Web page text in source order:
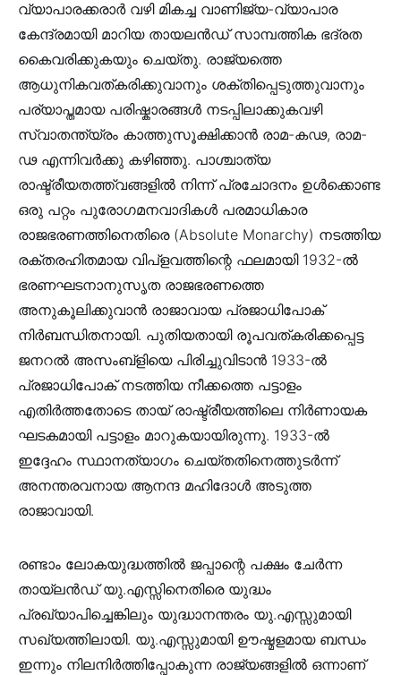
വ്യാപാരക്കരാർ വഴി മികച്ച വാണിജ്യ-വ്യാപാര
കേന്ദ്രമായി മാറിയ തായലൻഡ് സാമ്പത്തിക ഭദ്രത
കൈവരിക്കുകയും ചെയ്തു. രാജ്യത്തെ
ആധുനികവത്കരിക്കുവാനും ശക്തിപ്പെടുത്തുവാനും
പര്യാപ്തമായ പരിഷ്കാരങ്ങൾ നടപ്പിലാക്കുകവഴി
സ്വാതന്ത്യ്രം കാത്തുസൂക്ഷിക്കാൻ രാമ-കഢ, രാമ-
ഢ എന്നിവർക്കു കഴിഞ്ഞു. പാശ്ചാത്യ
രാഷ്ട്രീയതത്ത്വങ്ങളിൽ നിന്ന് പ്രചോദനം ഉൾക്കൊണ്ട
ഒരു പറ്റം പുരോഗമനവാദികൾ പരമാധികാര
രാജഭരണത്തിനെതിരെ (Absolute Monarchy) നടത്തിയ
രക്തരഹിതമായ വിപ്ളവത്തിന്റെ ഫലമായി 1932-ൽ
ഭരണഘടനാനുസൃത രാജഭരണത്തെ
അനുകൂലിക്കുവാൻ രാജാവായ പ്രജാധിപോക്
നിർബന്ധിതനായി. പുതിയതായി രൂപവത്കരിക്കപ്പെട്ട
ജനറൽ അസംബ്ളിയെ പിരിച്ചുവിടാൻ 1933-ൽ
പ്രജാധിപോക് നടത്തിയ നീക്കത്തെ പട്ടാളം
എതിർത്തതോടെ തായ് രാഷ്ട്രീയത്തിലെ നിർണായക
ഘടകമായി പട്ടാളം മാറുകയായിരുന്നു. 1933-ൽ
ഇദ്ദേഹം സ്ഥാനത്യാഗം ചെയ്തതിനെത്തുടർന്ന്
അനന്തരവനായ ആനന്ദ മഹിദോൾ അടുത്ത
രാജാവായി.
രണ്ടാം ലോകയുദ്ധത്തിൽ ജപ്പാന്റെ പക്ഷം ചേർന്ന
തായ്ലൻഡ് യു.എസ്സിനെതിരെ യുദ്ധം
പ്രഖ്യാപിച്ചെങ്കിലും യുദ്ധാനന്തരം യു.എസ്സുമായി
സഖ്യത്തിലായി. യു.എസ്സുമായി ഊഷ്മളമായ ബന്ധം
ഇന്നും നിലനിർത്തിപ്പോകുന്ന രാജ്യങ്ങളിൽ ഒന്നാണ്